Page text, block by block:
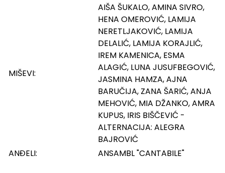
MIŠEVI:
AIŠA ŠUKALO, AMINA SIVRO,
HENA OMEROVIĆ, LAMIJA
NERETLJAKOVIĆ, LAMIJA
DELALIĆ, LAMIJA KORAJLIĆ,
IREM KAMENICA, ESMA
ALAGIĆ, LUNA JUSUFBEGOVIĆ,
JASMINA HAMZA, AJNA
BARUČIJA, ZANA ŠARIĆ, ANJA
MEHOVIĆ, MIA DŽANKO, AMRA
KUPUS, IRIS BIŠČEVIĆ -
ALTERNACIJA: ALEGRA
BAJROVIĆ
ANĐELI:
ANSAMBL "CANTABILE"